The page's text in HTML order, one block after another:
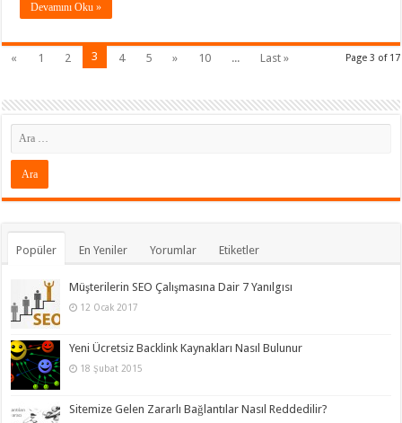
Devamını Oku »
Page 3 of 17
« 1 2 3 4 5 » 10 ... Last »
Popüler En Yeniler Yorumlar Etiketler
Müşterilerin SEO Çalışmasına Dair 7 Yanılgısı
12 Ocak 2017
Yeni Ücretsiz Backlink Kaynakları Nasıl Bulunur
18 Şubat 2015
Sitemize Gelen Zararlı Bağlantılar Nasıl Reddedilir?